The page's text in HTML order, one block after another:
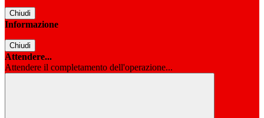
Chiudi
Informazione
Chiudi
Attendere...
Attendere il completamento dell'operazione...